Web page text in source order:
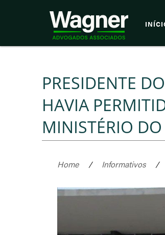
PRESIDENTE
HAVIA
MINISTÉRIO
Home / Informativos /